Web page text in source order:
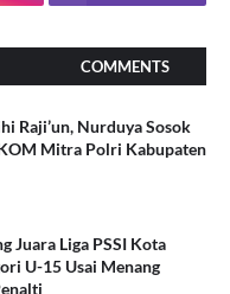
COMMENTS
Raji’un, Nurduya Sosok
Mitra Polri Kabupaten
Juara Liga PSSI Kota
U-15 Usai Menang